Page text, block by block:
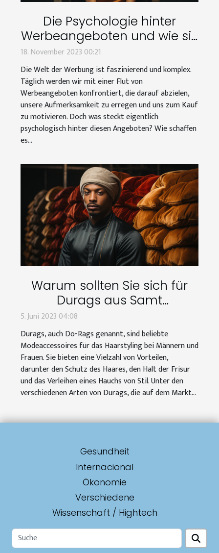
Die Psychologie hinter
Werbeangeboten und wie sie
unser Kaufverhalten
beeinflussen
18. November 2023 00:21
Die Welt der Werbung ist faszinierend und komplex.
Täglich werden wir mit einer Flut von
Werbeangeboten konfrontiert, die darauf abzielen,
unsere Aufmerksamkeit zu erregen und uns zum Kauf
zu motivieren. Doch was steckt eigentlich
psychologisch hinter diesen Angeboten? Wie schaffen
es...
Warum sollten Sie sich für
Durags aus Samt
entscheiden ?
5. Juni 2023 04:08
Durags, auch Do-Rags genannt, sind beliebte
Modeaccessoires für das Haarstyling bei Männern und
Frauen. Sie bieten eine Vielzahl von Vorteilen,
darunter den Schutz des Haares, den Halt der Frisur
und das Verleihen eines Hauchs von Stil. Unter den
verschiedenen Arten von Durags, die auf dem Markt...
Gesundheit
Internacional
Ökonomie
Verschiedene
Wissenschaft / Hightech